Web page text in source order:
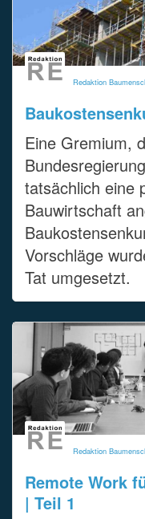
Redaktion
Eine Gremium,
tatsächlich eine
Bauwirtschaft
Vorschläge
Tat umgesetzt.
Redaktion
Remote Work
| Teil 1